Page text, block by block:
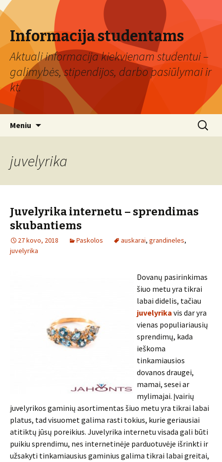
Informacija studentams
Aktuali informacija kiekvienam studentui –
galimybės, stipendijos, darbo pasiūlymai ir
kt.
Meniu Ieškoti:
juvelyrika
Juvelyrika internetu – sprendimas
skubantiems
27 kovo, 2018 Paskolos auskarai, grandineles,
juvelyrika
Dovanų pasirinkimas
šiuo metu yra tikrai
labai didelis, tačiau
juvelyrika vis dar yra
vienas populiariausių
sprendimų, kada
ieškoma
tinkamiausios
dovanos draugei,
mamai, sesei ar
mylimajai. Įvairių
juvelyrikos gaminių asortimentas šiuo metu yra tikrai labai
platus, tad visuomet galima rasti tokius, kurie geriausiai
atitiktų jūsų poreikius. Juvelyrika internetu visada gali būti
puikiu sprendimu, nes internetinėje parduotuvėje išrinkti ir
užsakyti tinkamiausius gaminius galima tikrai labai greitai,